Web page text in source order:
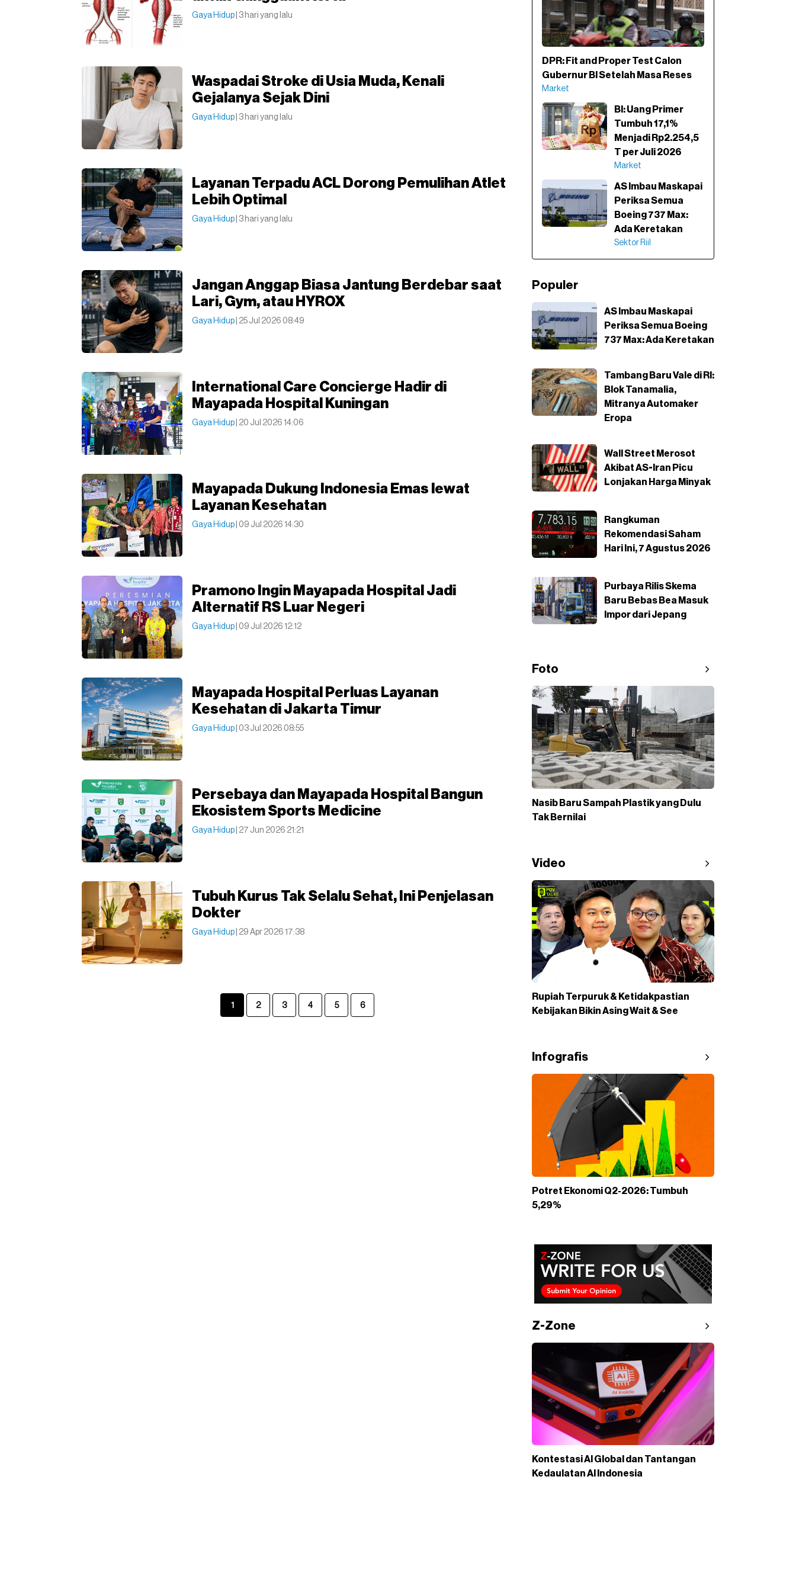
Gaya Hidup | 3 hari yang lalu
Waspadai Stroke di Usia Muda, Kenali
Gejalanya Sejak Dini
Gaya Hidup | 3 hari yang lalu
Layanan Terpadu ACL Dorong Pemulihan Atlet
Lebih Optimal
Gaya Hidup | 3 hari yang lalu
Jangan Anggap Biasa Jantung Berdebar saat
Lari, Gym, atau HYROX
Gaya Hidup | 25 Jul 2026 08:49
International Care Concierge Hadir di
Mayapada Hospital Kuningan
Gaya Hidup | 20 Jul 2026 14:06
Mayapada Dukung Indonesia Emas lewat
Layanan Kesehatan
Gaya Hidup | 09 Jul 2026 14:30
Pramono Ingin Mayapada Hospital Jadi
Alternatif RS Luar Negeri
Gaya Hidup | 09 Jul 2026 12:12
Mayapada Hospital Perluas Layanan
Kesehatan di Jakarta Timur
Gaya Hidup | 03 Jul 2026 08:55
Persebaya dan Mayapada Hospital Bangun
Ekosistem Sports Medicine
Gaya Hidup | 27 Jun 2026 21:21
Tubuh Kurus Tak Selalu Sehat, Ini Penjelasan
Dokter
Gaya Hidup | 29 Apr 2026 17:38
1 2 3 4 5 6
DPR: Fit and Proper Test Calon
Gubernur BI Setelah Masa Reses
Market
BI: Uang Primer
Tumbuh 17,1%
Menjadi Rp2.254,5
T per Juli 2026
Market
AS Imbau Maskapai
Periksa Semua
Boeing 737 Max:
Ada Keretakan
Sektor Riil
Populer
AS Imbau Maskapai
Periksa Semua Boeing
737 Max: Ada Keretakan
Tambang Baru Vale di RI:
Blok Tanamalia,
Mitranya Automaker
Eropa
Wall Street Merosot
Akibat AS-Iran Picu
Lonjakan Harga Minyak
Rangkuman
Rekomendasi Saham
Hari Ini, 7 Agustus 2026
Purbaya Rilis Skema
Baru Bebas Bea Masuk
Impor dari Jepang
Foto
Nasib Baru Sampah Plastik yang Dulu
Tak Bernilai
Video
Rupiah Terpuruk & Ketidakpastian
Kebijakan Bikin Asing Wait & See
Infografis
Potret Ekonomi Q2-2026: Tumbuh
5,29%
Z-Zone
Kontestasi AI Global dan Tantangan
Kedaulatan AI Indonesia